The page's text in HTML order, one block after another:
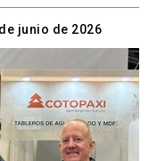
junio de 2026